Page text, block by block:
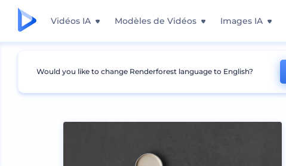
Vidéos IA Modèles de Vidéos Images IA
Mockups Produits Maquette de cosmétique
Would you like to change Renderforest language to English?